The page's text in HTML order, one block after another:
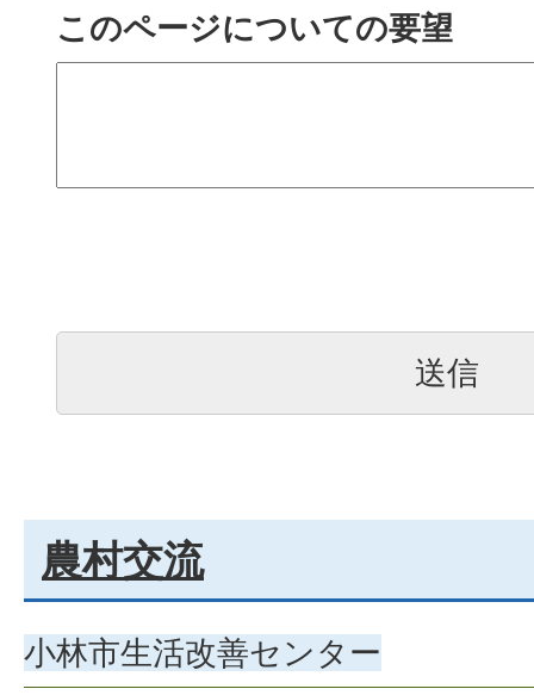
このページについての要望
農村交流
小林市生活改善センター